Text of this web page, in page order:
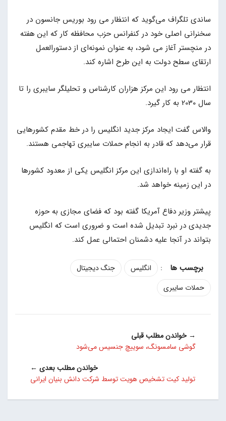
ساندی تلگراف می‌گوید که انتظار می رود بوریس جانسون در
سخنرانی اصلی خود در کنفرانس حزب محافظه کار که این هفته
در منچستر آغاز می شود، به عنوان نمونه‌ای از دستورالعمل
ارتقای سطح دولت به این طرح اشاره کند.
انتظار می رود این مرکز هزاران کارشناس و تحلیلگر سایبری را تا
سال 2030 به کار گیرد.
والاس گفت ایجاد مرکز جدید انگلیس را در خط مقدم کشورهایی
قرار می‌دهد که قادر به انجام حملات سایبری تهاجمی هستند.
به گفته او با راه‌اندازی این مرکز انگلیس یکی از معدود کشورها
در این زمینه خواهد شد.
پیشتر وزیر دفاع آمریکا گفته بود که فضای مجازی به حوزه
جدیدی در نبرد تبدیل شده است و ضروری است که انگلیس
بتواند در آنجا علیه دشمنان احتمالی عمل کند.
: انگلیس
جنگ دیجیتال
حملات سایبری
→ خواندن مطلب قبلی
گوشی سامسونگ، سوییچ جنسیس می‌شود
خواندن مطلب بعدی ←
تولید کیت تشخیص هویت توسط شرکت دانش بنیان ایرانی